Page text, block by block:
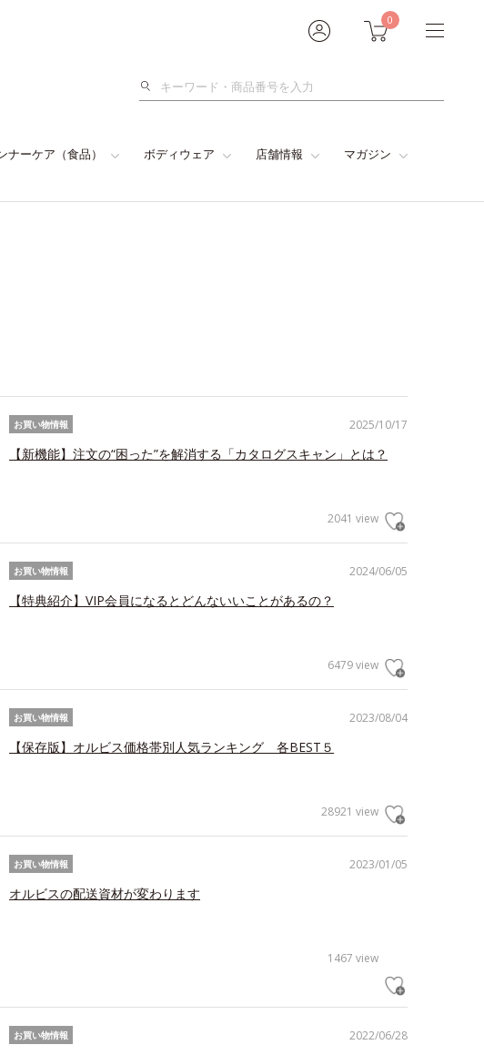
0
検
ナーケア（食品） ボディウェア 店舗情報 マガジン
2025/10/17
お買い物情報
【新機能】注文の“困った”を解消する「カタログスキャン」とは？
2041 view
2024/06/05
お買い物情報
【特典紹介】VIP会員になるとどんないいことがあるの？
6479 view
2023/08/04
お買い物情報
【保存版】オルビス価格帯別人気ランキング 各BEST５
28921 view
2023/01/05
お買い物情報
オルビスの配送資材が変わります
1467 view
2022/06/28
お買い物情報